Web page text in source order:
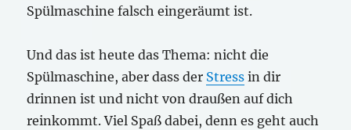
Spülmaschine falsch eingeräumt ist.
Und das ist heute das Thema: nicht die
Spülmaschine, aber dass der Stress in dir
drinnen ist und nicht von draußen auf dich
reinkommt. Viel Spaß dabei, denn es geht auch